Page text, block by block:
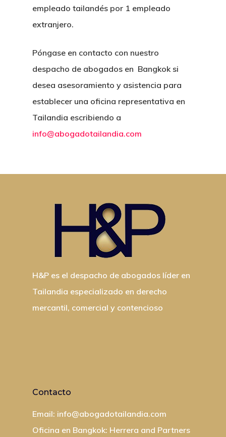
empleado tailandés por 1 empleado
extranjero.
Póngase en contacto con nuestro
despacho de abogados en Bangkok si
desea asesoramiento y asistencia para
establecer una oficina representativa en
Tailandia escribiendo a
info@abogadotailandia.com
H&P es el despacho de abogados líder en
Tailandia especializado en derecho
mercantil, comercial y contencioso
Contacto
Email: info@abogadotailandia.com
Oficina en Bangkok: Herrera and Partners
Licitaciones
Direccion Registral
Impuestos E IVA